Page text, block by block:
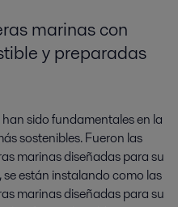
marinas con
y preparadas
sido fundamentales en la
sostenibles. Fueron las
marinas diseñadas para su
están instalando como las
marinas diseñadas para su